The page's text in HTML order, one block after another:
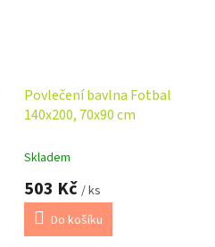
Povlečení bavlna Fotbal
140x200, 70x90 cm
Skladem
503 Kč / ks
Do košíku